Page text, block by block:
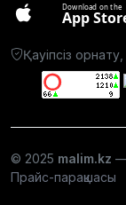
Download on the
App
Қауіпсіз
© 2025 malim.kz —
Прайс-парақшасы